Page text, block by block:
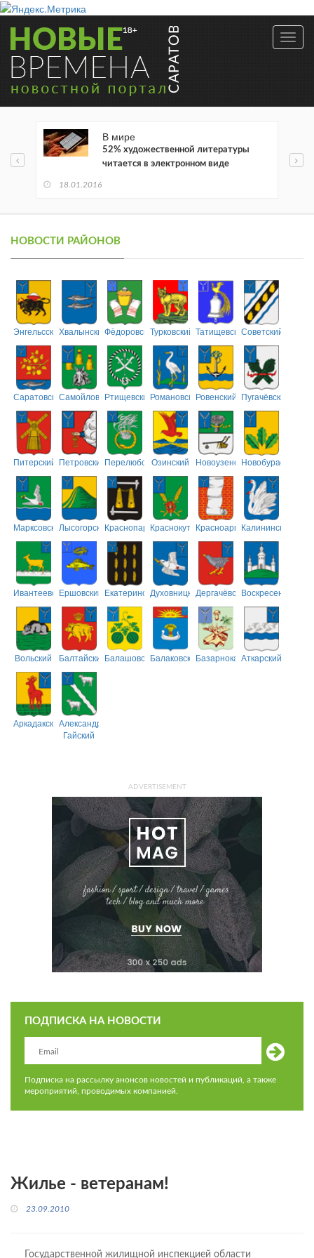
В мире
52% художественной литературы
читается в электронном виде
18.01.2016
НОВОСТИ РАЙОНОВ
ЭнгельсскийХвалынскийФёдоровскийТурковский ТатищевскийСоветский
СаратовскийСамойловскийРтищевскийРомановскийРовенский Пугачёвский
Питерский ПетровскийПерелюбскийОзинский НовоузенскийНовобурасский
МарксовскийЛысогорскийКраснопартизанский
КраснокутскийКрасноармейский
Калининский
ИвантеевскийЕршовский ЕкатериновскийДуховницкийДергачёвскийВоскресенский
Вольский БалтайскийБалашовскийБалаковскийБазарнокарабулакский
Аткарский
АркадакскийАлександрово-
Гайский
ADVERTISEMENT
ПОДПИСКА НА НОВОСТИ
Подписка на рассылку анонсов новостей и публикаций, а также
мероприятий, проводимых компанией.
Жилье - ветеранам!
23.09.2010
Государственной жилищной инспекцией области